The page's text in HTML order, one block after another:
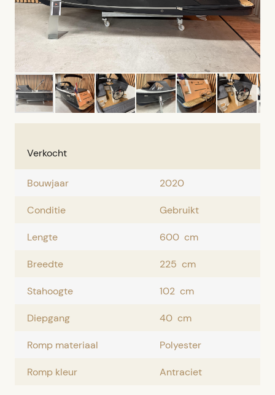
Verkocht
Bouwjaar 2020
Conditie Gebruikt
Lengte 600 cm
Breedte 225 cm
Stahoogte 102 cm
Diepgang 40 cm
Romp materiaal Polyester
Romp kleur Antraciet